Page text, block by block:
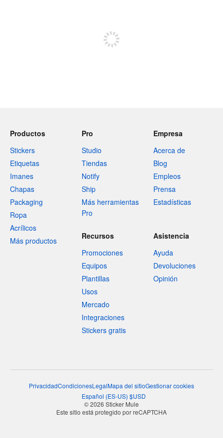
Productos
Stickers
Etiquetas
Imanes
Chapas
Packaging
Ropa
Acrílicos
Más productos
Pro
Studio
Tiendas
Notify
Ship
Más herramientas
Pro
Empresa
Acerca de
Blog
Empleos
Prensa
Estadísticas
Recursos
Promociones
Equipos
Plantillas
Usos
Mercado
Integraciones
Stickers gratis
Asistencia
Ayuda
Devoluciones
Opinión
PrivacidadCondicionesLegalMapa del sitioGestionar cookies
Español (ES-US) $USD
© 2026 Sticker Mule
Este sitio está protegido por reCAPTCHA